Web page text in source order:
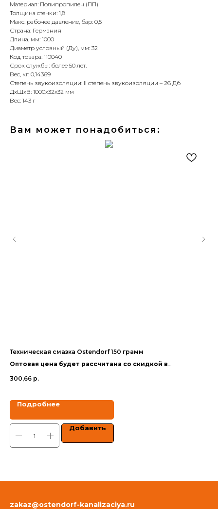
Материал: Полипропилен (ПП)
Толщина стенки: 1,8
Макс. рабочее давление, бар: 0,5
Страна: Германия
Длина, мм: 1000
Диаметр условный (Ду), мм: 32
Код товара: 110040
Срок службы: более 50 лет.
Вес, кг: 0,14369
Степень звукоизоляции: II степень звукоизоляции – 26 Дб
ДxШxВ: 1000x32x32 мм
Вес: 143 г
Вам может понадобиться:
Техническая смазка Ostendorf 150 грамм
Оптовая цена будет рассчитана со скидкой в
300,66 р.
Подробнее
Добавить
zakaz@ostendorf-kanalizaciya.ru